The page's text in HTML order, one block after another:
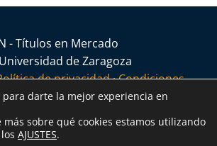
- Títulos en Mercado
de Zaragoza
de privacidad·Condiciones
para darte la mejor experiencia en
sobre qué cookies estamos utilizando
AJUSTES.